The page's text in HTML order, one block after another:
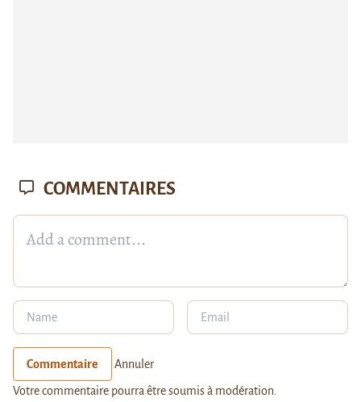
COMMENTAIRES
Commentaire Annuler
Votre commentaire pourra être soumis à modération.